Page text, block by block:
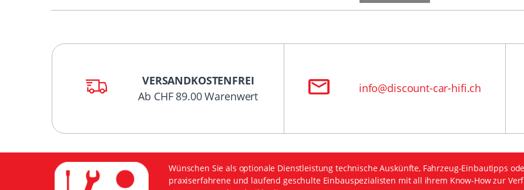
VERSANDKOSTENFREI
Ab CHF 89.00 Warenwert
info@discount-car-hifi.ch
Wünschen Sie als optionale Dienstleistung technische Auskünfte, Fahrzeug-Einbautipps
praxiserfahrene und laufend geschulte Einbauspezialisten mit all ihrem Know-How zur